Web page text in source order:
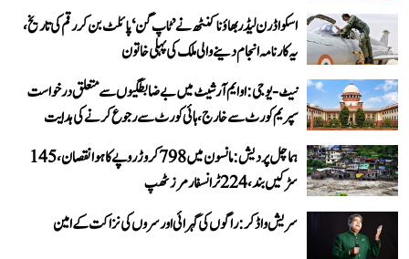
اسکواڈرن لیڈر بھاؤنا کنٹھ نے ’ٹاپ گن‘ پائلٹ بن کر رقم کی تاریخ،
یہ کارنامہ انجام دینے والی ملک کی پہلی خاتون
نیٹ-یو جی: او ایم آر شیٹ میں بے ضابطگیوں سے متعلق درخواست
سپریم کورٹ سے خارج، ہائی کورٹ سے رجوع کرنے کی ہدایت
ہماچل پردیش: مانسون میں 798 کروڑ روپے کا ہوا نقصان، 145
سڑکیں بند، 224 ٹرانسفارمرز ٹھپ
سریش واڈکر: راگوں کی گہرائی اور سروں کی نزاکت کے امین